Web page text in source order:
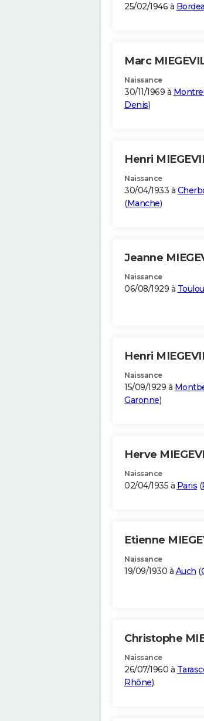
25/02/1946 à
Marc
Naissance
30/11/1969 à
Denis)
Henri
Naissance
30/04/1933 à
(Manche)
Jeanne
Naissance
06/08/1929 à
Henri
Naissance
15/09/1929 à
Garonne)
Herve
Naissance
02/04/1935 à Paris (
Etienne
Naissance
19/09/1930 à Auch (
Christophe
Naissance
26/07/1960 à
Rhône)